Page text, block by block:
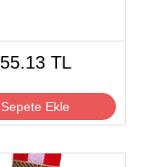
55.13 TL
Sepete Ekle